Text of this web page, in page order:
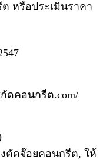
หรือประเมินราคา
ดคอนกรีต.com/
ตัดจ๊อยคอนกรีต, ให้